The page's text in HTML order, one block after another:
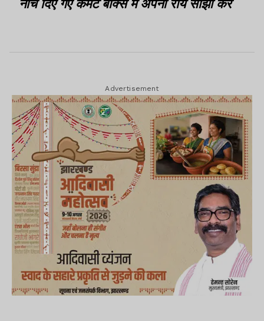
नीचे दिए गए कमेंट बॉक्स में अपनी राय साझा करें
Advertisement